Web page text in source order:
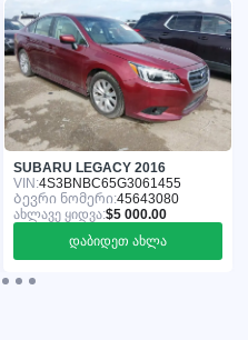
SUBARU LEGACY 2016
VIN:4S3BNBC65G3061455
Ბევრი ნომერი:45643080
ახლავე ყიდვა:$5 000.00
დაბიდეთ ახლა